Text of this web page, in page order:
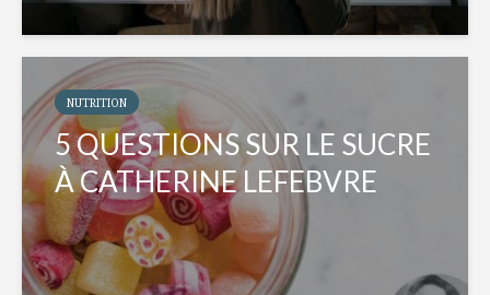
NUTRITION
5 QUESTIONS SUR LE SUCRE
À CATHERINE LEFEBVRE